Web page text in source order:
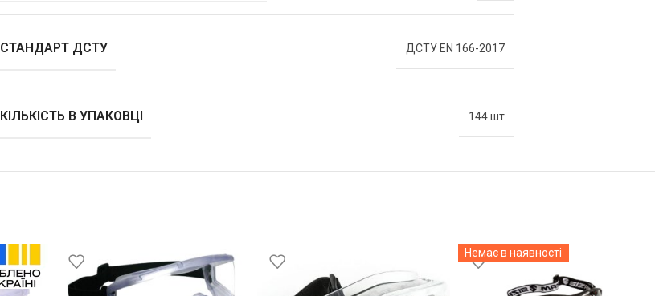
СТАНДАРТ ДСТУ ДСТУ EN 166-2017
КІЛЬКІСТЬ В УПАКОВЦІ 144 шт
Немає в наявності